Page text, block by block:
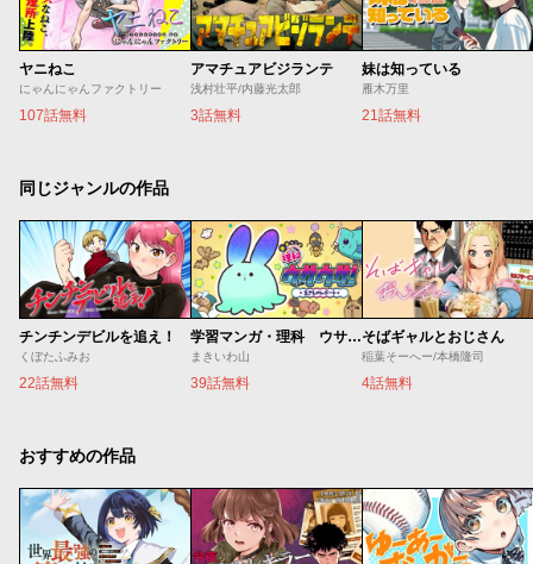
ヤニねこ
にゃんにゃんファクトリー
107話無料
アマチュアビジランテ
浅村壮平/内藤光太郎
3話無料
妹は知っている
雁木万里
21話無料
同じジャンルの作品
チンチンデビルを追え！
くぼたふみお
22話無料
学習マンガ・理科 ウサウサ！
まきいわ山
39話無料
そばギャルとおじさん
稲葉そーへー/本橋隆司
4話無料
おすすめの作品